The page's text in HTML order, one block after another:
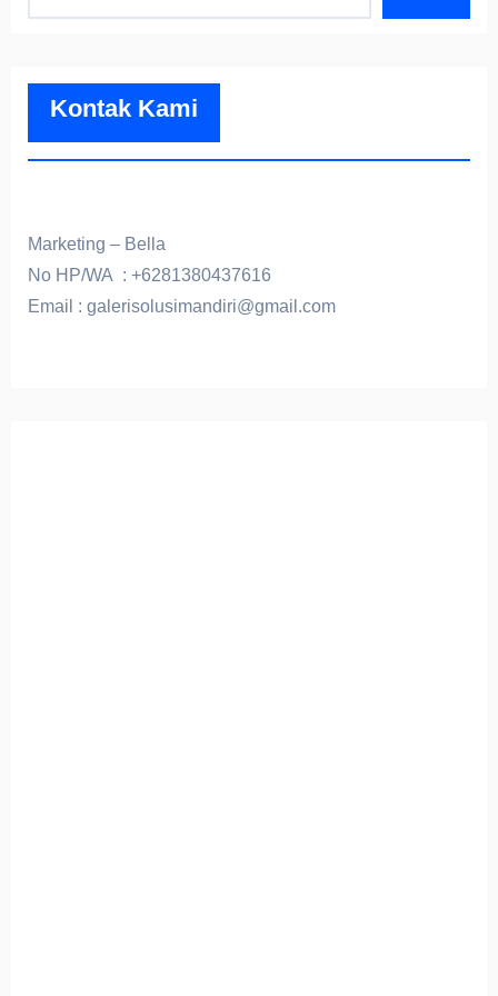
Kontak Kami
Marketing – Bella
No HP/WA : +6281380437616
Email : galerisolusimandiri@gmail.com